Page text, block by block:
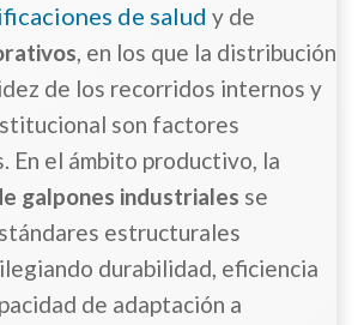
de salud y de
, en los que la distribución
de los recorridos internos y
son factores
En el ámbito productivo, la
galpones industriales se
estructurales
durabilidad, eficiencia
de adaptación a